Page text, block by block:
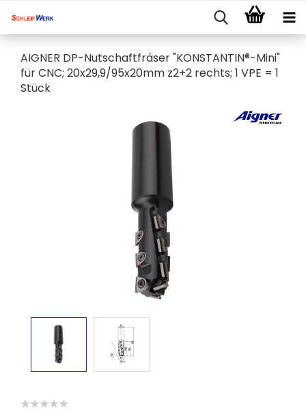
AIGNER DP-Nutschaftfräser "KONSTANTIN®-Mini"
für CNC; 20x29,9/95x20mm z2+2 rechts; 1 VPE = 1
Stück